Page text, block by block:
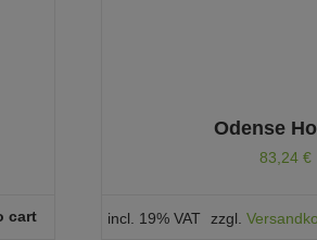
cart
Odense
83,24€
incl. 19% VAT zzgl.